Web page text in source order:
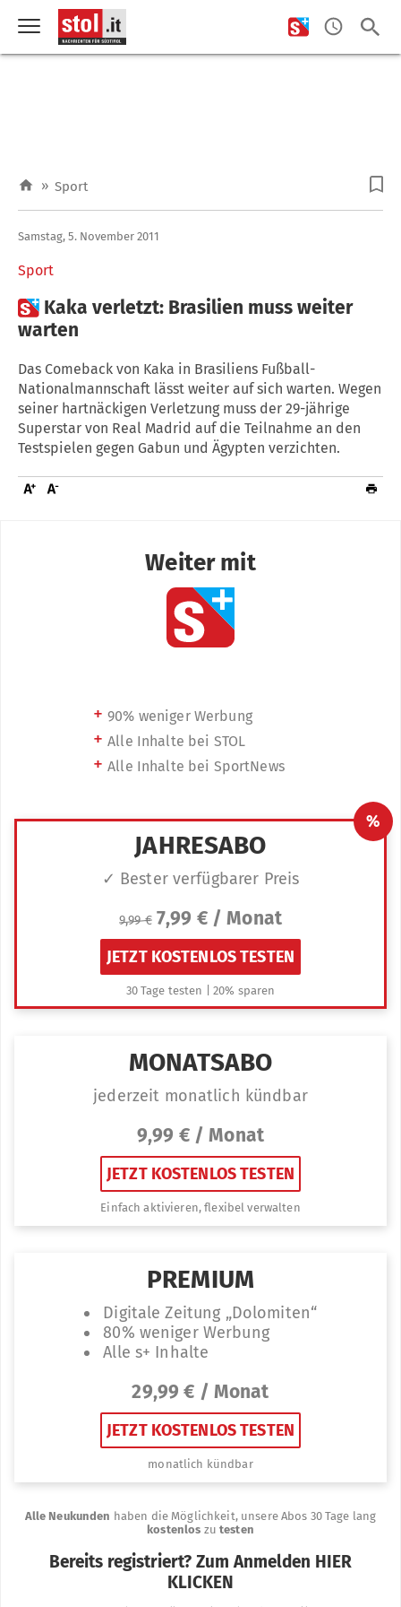
» Sport
Sport
Samstag, 5. November 2011
 Kaka verletzt: Brasilien muss weiter
warten
Das Comeback von Kaka in Brasiliens Fußball-
Nationalmannschaft lässt weiter auf sich warten. Wegen
seiner hartnäckigen Verletzung muss der 29-jährige
Superstar von Real Madrid auf die Teilnahme an den
Testspielen gegen Gabun und Ägypten verzichten.